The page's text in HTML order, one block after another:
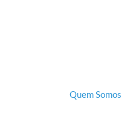
Quem Somos